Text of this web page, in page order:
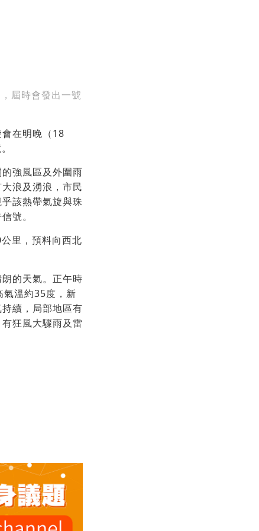
屆時會發出一號
在明晚（18
強風區及外圍雨
浪及湧浪，市民
該熱帶氣旋與珠
號。
里，預料向西北
的天氣。正午時
氣溫約35度，新
續，局部地區有
狂風大驟雨及雷